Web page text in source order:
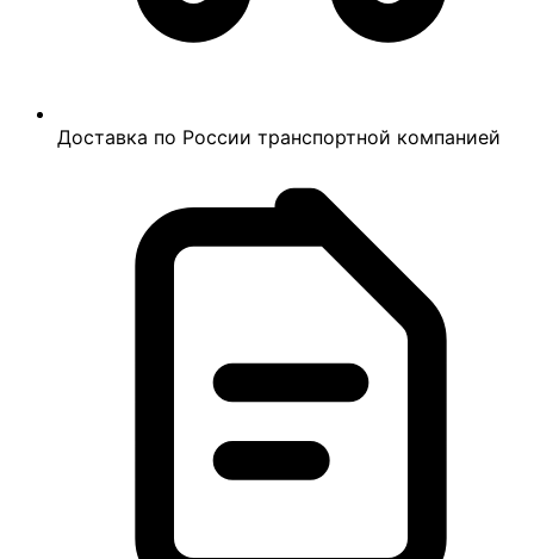
Доставка по России транспортной компанией